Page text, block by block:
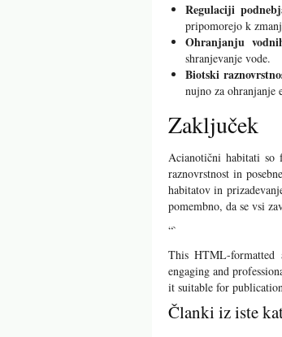
Regulaciji
pripomorejo k
Ohranjanju
shranjevanje vode.
Biotski
nujno za ohranjanje
Zaključek
Acianotični habitati so
raznovrstnost in
habitatov in
pomembno, da se vsi
“`
This HTML-formatted
engaging and
it suitable for
Članki iz iste